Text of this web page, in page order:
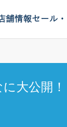
舗情報セール
大公開！